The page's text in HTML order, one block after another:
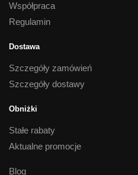
Współpraca
Regulamin
Dostawa
Szczegóły zamówień
Szczegóły dostawy
Obniżki
Stałe rabaty
Aktualne promocje
Blog